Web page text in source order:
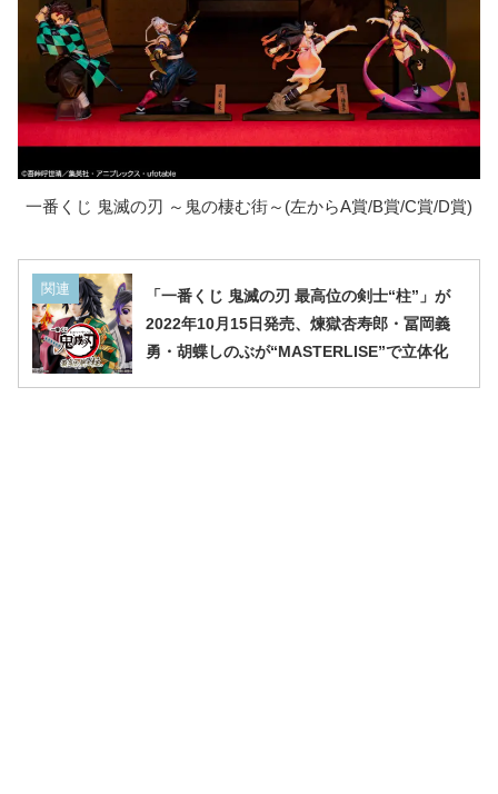
一番くじ 鬼滅の刃 ～鬼の棲む街～(左からA賞/B賞/C賞/D賞)
関連
「一番くじ 鬼滅の刃 最高位の剣士“柱”」が
2022年10月15日発売、煉獄杏寿郎・冨岡義
勇・胡蝶しのぶが“MASTERLISE”で立体化